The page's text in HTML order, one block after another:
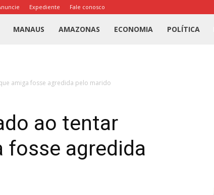
Expediente Fale conosco
MANAUS AMAZONAS ECONOMIA POLÍTICA
amiga fosse agredida pelo marido
ao tentar
fosse agredida